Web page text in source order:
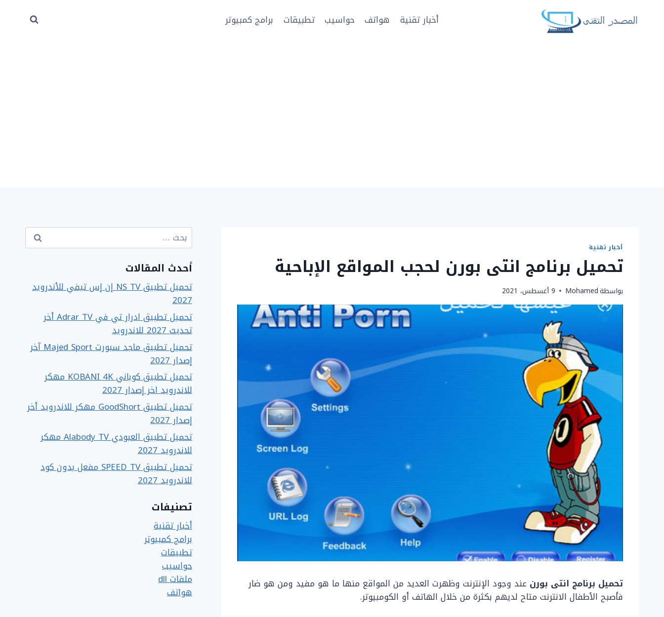
أخبار تقنية هواتف حواسيب تطبيقات برامج كمبيوتر
أخبار تقنية
تحميل برنامج انتى بورن لحجب المواقع الإباحية
بواسطةMohamed 9 أغسطس، 2021
تحميل برنامج انتى بورن عند وجود الإنترنت وظهرت العديد من المواقع منها ما هو مفيد ومن هو ضار
فأصبح الأطفال الانترنت متاح لديهم بكثرة من خلال الهاتف أو الكومبيوتر.
البحث
عن:
أحدث المقالات
تحميل تطبيق NS TV إن إس تيفي للأندرويد
2027
تحميل تطبيق ادرار تي في Adrar TV أخر
تحديث 2027 للاندرويد
تحميل تطبيق ماجد سبورت Majed Sport آخر
إصدار 2027
تحميل تطبيق كوباني KOBANI 4K مهكر
للاندرويد اخر إصدار 2027
تحميل تطبيق GoodShort مهكر للاندرويد أخر
إصدار 2027
تحميل تطبيق العبودي Alabody TV مهكر
للاندرويد 2027
تحميل تطبيق SPEED TV مفعل بدون كود
للاندرويد 2027
تصنيفات
أخبار تقنية
برامج كمبيوتر
تطبيقات
حواسيب
ملفات dll
هواتف